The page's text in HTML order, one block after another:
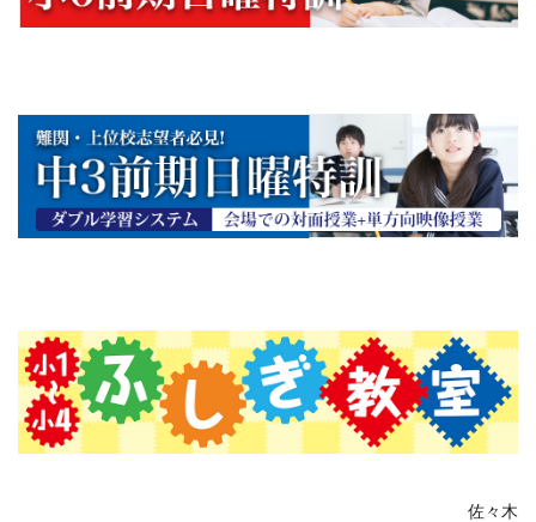
佐々木